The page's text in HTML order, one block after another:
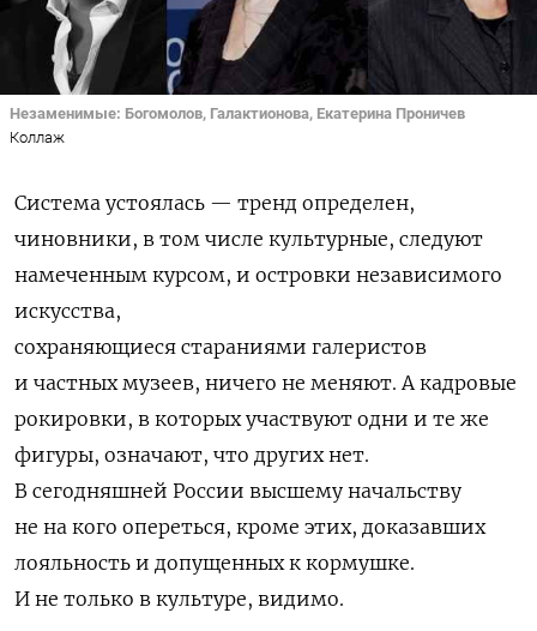
Незаменимые: Богомолов, Галактионова, Екатерина Проничев
Коллаж
Система устоялась — тренд определен,
чиновники, в том числе культурные, следуют
намеченным курсом, и островки независимого
искусства,
сохраняющиеся стараниями галеристов
и частных музеев, ничего не меняют. А кадровые
рокировки, в которых участвуют одни и те же
фигуры, означают, что других нет.
В сегодняшней России высшему начальству
не на кого опереться, кроме этих, доказавших
лояльность и допущенных к кормушке.
И не только в культуре, видимо.